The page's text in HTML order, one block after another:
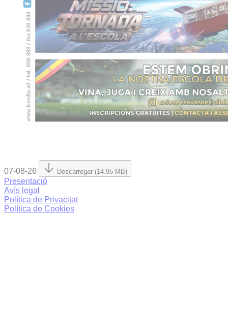
07-08-26 Descarregar (14.95 MB)
Presentació
Avís legal
Política de Privacitat
Política de Cookies